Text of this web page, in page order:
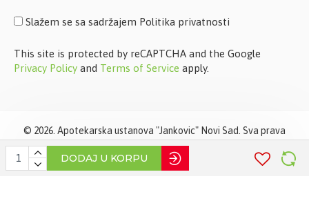
DODAJ U KORPU
Slažem se sa sadržajem Politika privatnosti
This site is protected by reCAPTCHA and the Google
Privacy Policy and Terms of Service apply.
© 2026. Apotekarska ustanova "Jankovic" Novi Sad. Sva prava
zadržana. Softverska izradaSTIV Solutions